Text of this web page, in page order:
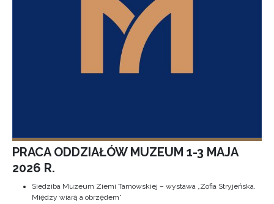
PRACA ODDZIAŁÓW MUZEUM 1-3 MAJA
2026 R.
Siedziba Muzeum Ziemi Tarnowskiej – wystawa „Zofia Stryjeńska.
Między wiarą a obrzędem”